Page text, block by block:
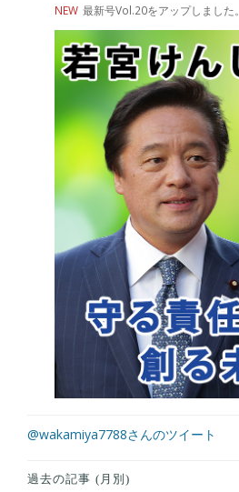
NEW 最新号Vol.20をアップしました。
@wakamiya7788さんのツイート
過去の記事 (月別)